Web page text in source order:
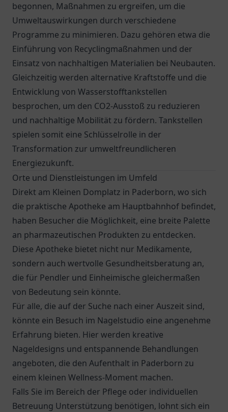
begonnen, Maßnahmen zu ergreifen, um die
Umweltauswirkungen durch verschiedene
Programme zu minimieren. Dazu gehören etwa die
Einführung von Recyclingmaßnahmen und der
Einsatz von nachhaltigen Materialien bei Neubauten.
Gleichzeitig werden alternative Kraftstoffe und die
Entwicklung von Wasserstofftankstellen
besprochen, um den CO2-Ausstoß zu reduzieren
und nachhaltige Mobilität zu fördern. Tankstellen
spielen somit eine Schlüsselrolle in der
Transformation zur umweltfreundlicheren
Energiezukunft.
Orte und Dienstleistungen im Umfeld
Direkt am Kleinen Domplatz in Paderborn, wo sich
die praktische Apotheke am Hauptbahnhof befindet,
haben Besucher die Möglichkeit, eine breite Palette
an pharmazeutischen Produkten zu entdecken.
Diese Apotheke bietet nicht nur Medikamente,
sondern auch wertvolle Gesundheitsberatung an,
die für Pendler und Einheimische gleichermaßen
von Bedeutung sein könnte.
Für alle, die auf der Suche nach einer Auszeit sind,
könnte ein Besuch im Nagelstudio eine angenehme
Erfahrung bieten. Hier werden kreative
Nageldesigns und entspannende Behandlungen
angeboten, die den Aufenthalt in Paderborn zu
einem kleinen Wellness-Moment machen.
Falls Sie im Bereich der Pflege oder individuellen
Betreuung Unterstützung benötigen, lohnt sich ein